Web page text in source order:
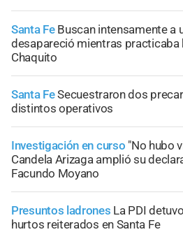
Santa Fe Buscan intensamente a
desapareció mientras practicaba
Chaquito
Santa FeSecuestraron dos
distintos operativos
Investigación en curso "No hubo
Candela Arizaga amplió su
Facundo Moyano
Presuntos ladrones La PDI
hurtos reiterados en Santa Fe